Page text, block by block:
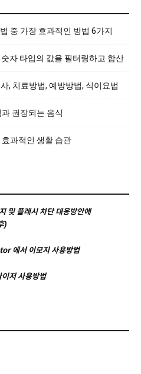
중 가장 효과적인 방법 6가지
자 타입의 값을 필터링하고 합산
, 치료방법, 예방방법, 식이요법
권장되는 음식
과적인 생활 습관
및 플래시 차단 대응방안에
)
에서 이모지 사용방법
저 사용방법